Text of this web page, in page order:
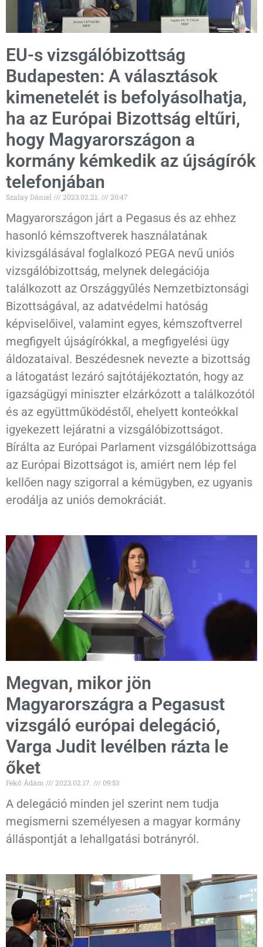
EU-s vizsgálóbizottság
Budapesten: A választások
kimenetelét is befolyásolhatja,
ha az Európai Bizottság eltűri,
hogy Magyarországon a
kormány kémkedik az újságírók
telefonjában
Szalay Dániel 2023.02.21. 20:47
Magyarországon járt a Pegasus és az ehhez
hasonló kémszoftverek használatának
kivizsgálásával foglalkozó PEGA nevű uniós
vizsgálóbizottság, melynek delegációja
találkozott az Országgyűlés Nemzetbiztonsági
Bizottságával, az adatvédelmi hatóság
képviselőivel, valamint egyes, kémszoftverrel
megfigyelt újságírókkal, a megfigyelési ügy
áldozataival. Beszédesnek nevezte a bizottság
a látogatást lezáró sajtótájékoztatón, hogy az
igazságügyi miniszter elzárkózott a találkozótól
és az együttműködéstől, ehelyett konteókkal
igyekezett lejáratni a vizsgálóbizottságot.
Bírálta az Európai Parlament vizsgálóbizottsága
az Európai Bizottságot is, amiért nem lép fel
kellően nagy szigorral a kémügyben, ez ugyanis
erodálja az uniós demokráciát.
Megvan, mikor jön
Magyarországra a Pegasust
vizsgáló európai delegáció,
Varga Judit levélben rázta le
őket
Fekő Ádám 2023.02.17. 09:53
A delegáció minden jel szerint nem tudja
megismerni személyesen a magyar kormány
álláspontját a lehallgatási botrányról.